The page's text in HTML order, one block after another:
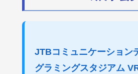
JTBコミュニケーション
グラミングスタジアム